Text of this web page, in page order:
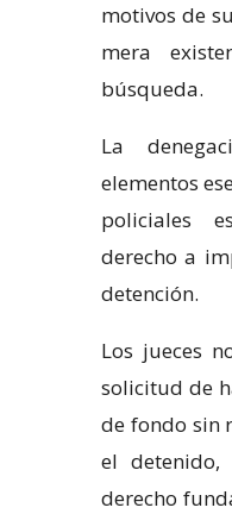
motivos de
mera
búsqueda.
La
elementos
policiales
derecho a
detención.
Los jueces
solicitud de
de fondo sin
el
derecho